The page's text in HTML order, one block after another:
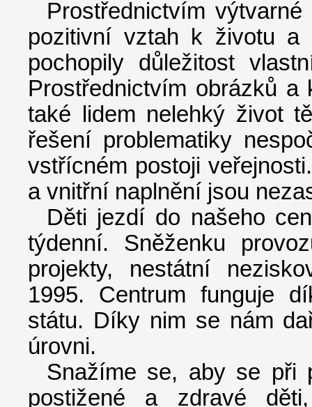
Prostřednictvím
pozitivní vztah k životu a
pochopily důležitost
Prostřednictvím obrázků a
také lidem nelehký život
řešení problematiky
vstřícném postoji
a vnitřní naplnění jsou
Děti jezdí do našeho
týdenní. Sněženku
projekty, nestátní
1995. Centrum funguje
státu. Díky nim se nám
úrovni.
Snažíme se, aby se při
postižené a zdravé